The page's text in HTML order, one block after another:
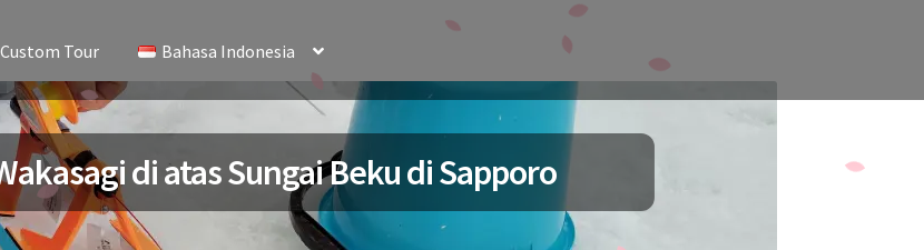
Custom Tour Bahasa Indonesia
di atas Sungai Beku di Sapporo